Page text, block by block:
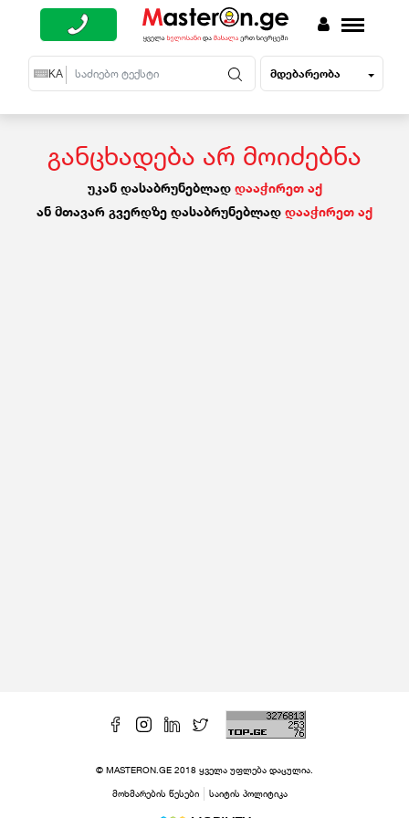
EN KA RU მდებარეობა
განცხადება არ მოიძებნა
უკან დასაბრუნებლად დააჭირეთ აქ
ან მთავარ გვერდზე დასაბრუნებლად დააჭირეთ აქ
© MASTERON.GE 2018 ყველა უფლება დაცულია.
მოხმარების წესები საიტის პოლიტიკა